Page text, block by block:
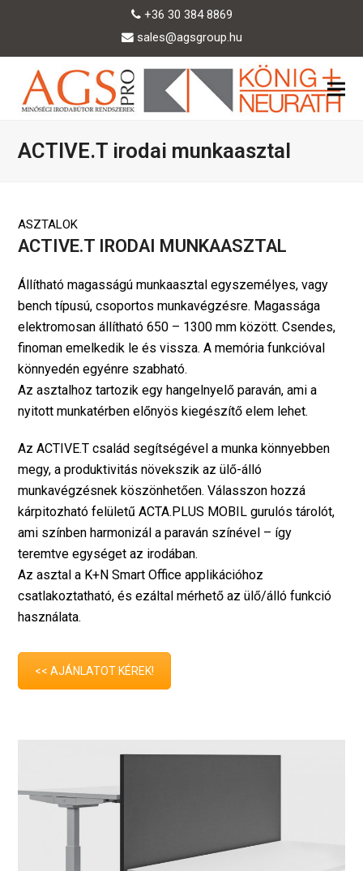
+36 30 384 8869
sales@agsgroup.hu
ACTIVE.T irodai munkaasztal
ASZTALOK
ACTIVE.T IRODAI MUNKAASZTAL
Állítható magasságú munkaasztal egyszemélyes, vagy
bench típusú, csoportos munkavégzésre. Magassága
elektromosan állítható 650 – 1300 mm között. Csendes,
finoman emelkedik le és vissza. A memória funkcióval
könnyedén egyénre szabható.
Az asztalhoz tartozik egy hangelnyelő paraván, ami a
nyitott munkatérben előnyös kiegészítő elem lehet.
Az ACTIVE.T család segítségével a munka könnyebben
megy, a produktivitás növekszik az ülő-álló
munkavégzésnek köszönhetően. Válasszon hozzá
kárpitozható felületű ACTA.PLUS MOBIL gurulós tárolót,
ami színben harmonizál a paraván színével – így
teremtve egységet az irodában.
Az asztal a K+N Smart Office applikációhoz
csatlakoztatható, és ezáltal mérhető az ülő/álló funkció
használata.
<< AJÁNLATOT KÉREK!